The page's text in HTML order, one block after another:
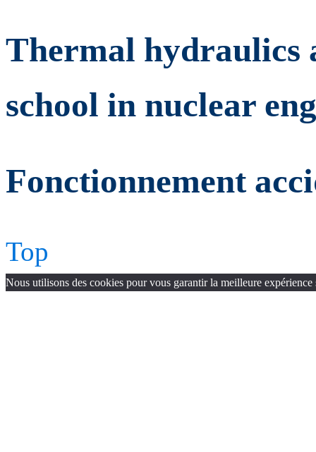
Thermal hydraulics
school in nuclear
Fonctionnement
Top
Nous utilisons des cookies pour vous garantir la meilleure expérience